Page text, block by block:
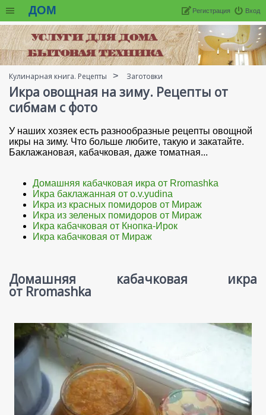
ДОМ Вход
Регистрация
Кулинарная книга. Рецепты Заготовки
Икра овощная на зиму. Рецепты от
сибмам с фото
У наших хозяек есть разнообразные рецепты овощной
икры на зиму. Что больше любите, такую и закатайте.
Баклажановая, кабачковая, даже томатная...
Домашняя кабачковая икра от Rromashka
Икра баклажанная от o.v.yudina
Икра из красных помидоров от Мираж
Икра из зеленых помидоров от Мираж
Икра кабачковая от Кнопка-Ирок
Икра кабачковая от Мираж
Домашняя кабачковая икра
от Rromashka